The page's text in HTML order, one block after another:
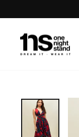
contenido